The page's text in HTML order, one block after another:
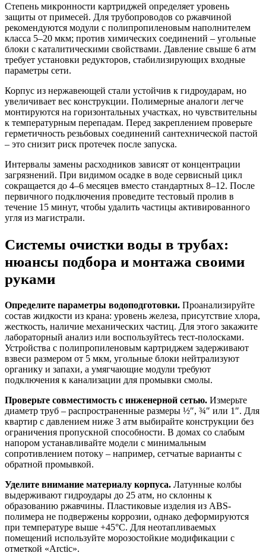
Степень микронности картриджей определяет уровень
защиты от примесей. Для трубопроводов со ржавчиной
рекомендуются модули с полипропиленовым наполнителем
класса 5–20 мкм; против химических соединений – угольные
блоки с каталитическими свойствами. Давление свыше 6 атм
требует установки редукторов, стабилизирующих входные
параметры сети.
Корпус из нержавеющей стали устойчив к гидроударам, но
увеличивает вес конструкции. Полимерные аналоги легче
монтируются на горизонтальных участках, но чувствительны
к температурным перепадам. Перед закреплением проверьте
герметичность резьбовых соединений сантехнической пастой
– это снизит риск протечек после запуска.
Интервалы замены расходников зависят от концентрации
загрязнений. При видимом осадке в воде сервисный цикл
сокращается до 4–6 месяцев вместо стандартных 8–12. После
первичного подключения проведите тестовый пролив в
течение 15 минут, чтобы удалить частицы активированного
угля из магистрали.
Системы очистки воды в трубах:
нюансы подбора и монтажа своими
руками
Определите параметры водоподготовки. Проанализируйте
состав жидкости из крана: уровень железа, присутствие хлора,
жесткость, наличие механических частиц. Для этого закажите
лабораторный анализ или воспользуйтесь тест-полосками.
Устройства с полипропиленовым картриджем задерживают
взвеси размером от 5 мкм, угольные блоки нейтрализуют
органику и запахи, а умягчающие модули требуют
подключения к канализации для промывки смолы.
Проверьте совместимость с инженерной сетью. Измерьте
диаметр труб – распространенные размеры ½″, ¾″ или 1″. Для
квартир с давлением ниже 3 атм выбирайте конструкции без
ограничения пропускной способности. В домах со слабым
напором устанавливайте модели с минимальным
сопротивлением потоку – например, сетчатые варианты с
обратной промывкой.
Уделите внимание материалу корпуса. Латунные колбы
выдерживают гидроудары до 25 атм, но склонны к
образованию ржавчины. Пластиковые изделия из ABS-
полимера не подвержены коррозии, однако деформируются
при температуре выше +45°C. Для неотапливаемых
помещений используйте морозостойкие модификации с
отметкой «Arctic».